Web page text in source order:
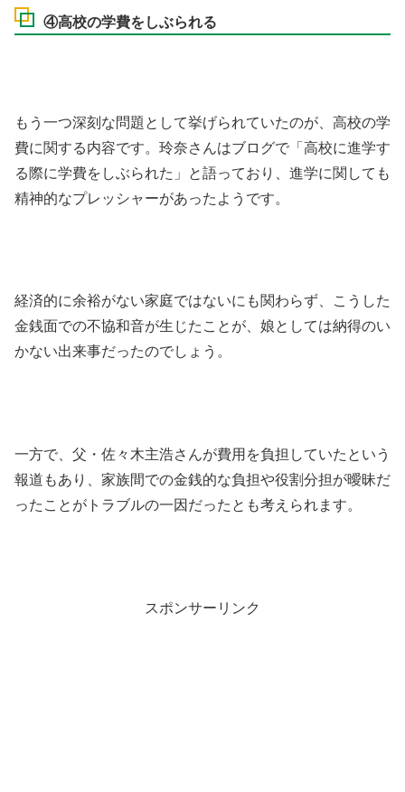
④高校の学費をしぶられる
もう一つ深刻な問題として挙げられていたのが、高校の学
費に関する内容です。玲奈さんはブログで「高校に進学す
る際に学費をしぶられた」と語っており、進学に関しても
精神的なプレッシャーがあったようです。
経済的に余裕がない家庭ではないにも関わらず、こうした
金銭面での不協和音が生じたことが、娘としては納得のい
かない出来事だったのでしょう。
一方で、父・佐々木主浩さんが費用を負担していたという
報道もあり、家族間での金銭的な負担や役割分担が曖昧だ
ったことがトラブルの一因だったとも考えられます。
スポンサーリンク